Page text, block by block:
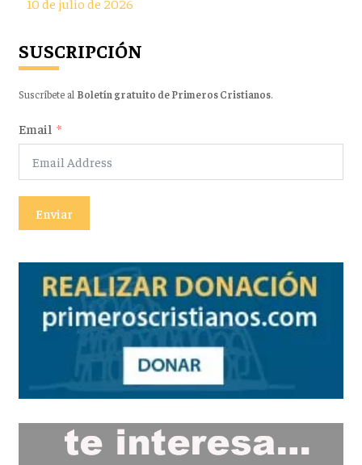
SUSCRIPCIÓN
Suscríbete al Boletín gratuito de Primeros Cristianos.
Email
Enviar